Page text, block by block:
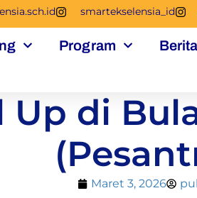
smartekselensia_id
Program Berita
Up di
Maret 3, 2026